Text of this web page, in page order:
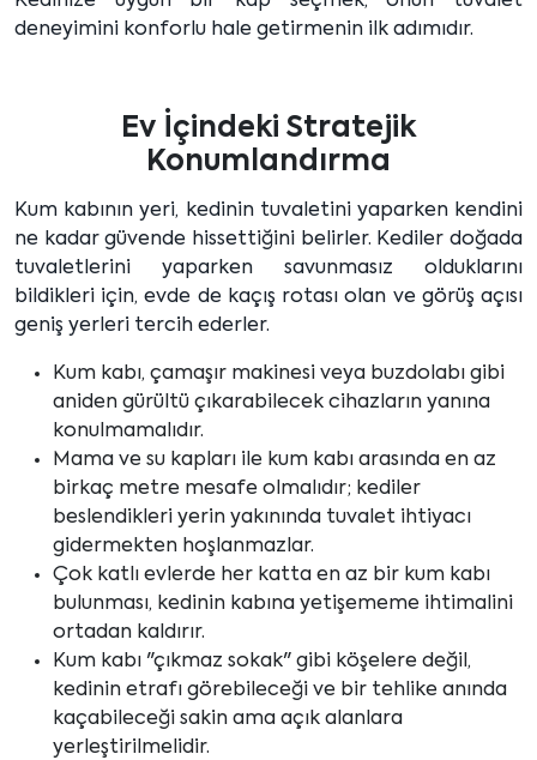
deneyimini konforlu hale getirmenin ilk adımıdır.
Ev İçindeki Stratejik
Konumlandırma
Kum kabının yeri, kedinin tuvaletini yaparken kendini
ne kadar güvende hissettiğini belirler. Kediler doğada
tuvaletlerini yaparken savunmasız olduklarını
bildikleri için, evde de kaçış rotası olan ve görüş açısı
geniş yerleri tercih ederler.
Kum kabı, çamaşır makinesi veya buzdolabı gibi
aniden gürültü çıkarabilecek cihazların yanına
konulmamalıdır.
Mama ve su kapları ile kum kabı arasında en az
birkaç metre mesafe olmalıdır; kediler
beslendikleri yerin yakınında tuvalet ihtiyacı
gidermekten hoşlanmazlar.
Çok katlı evlerde her katta en az bir kum kabı
bulunması, kedinin kabına yetişememe ihtimalini
ortadan kaldırır.
Kum kabı "çıkmaz sokak" gibi köşelere değil,
kedinin etrafı görebileceği ve bir tehlike anında
kaçabileceği sakin ama açık alanlara
yerleştirilmelidir.